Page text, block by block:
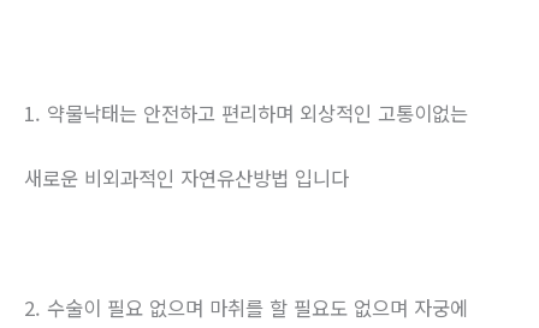
1. 약물낙태는 안전하고 편리하며 외상적인 고통이없는
새로운 비외과적인 자연유산방법 입니다
2. 수술이 필요 없으며 마취를 할 필요도 없으며 자궁에